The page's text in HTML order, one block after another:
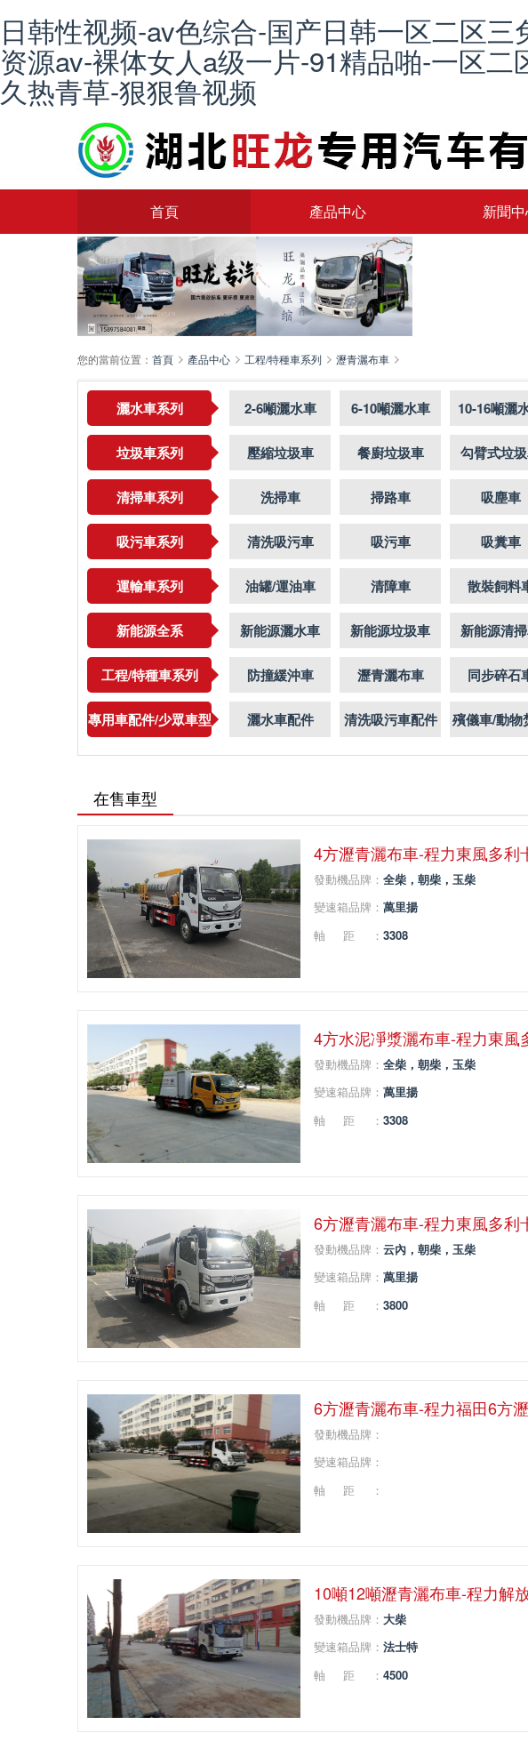
日韩性视频-av色综合-国产日韩一区二区
资源av-裸体女人a级一片-91精品啪-一区
久热青草-狠狠鲁视频
首頁 產品中心 新聞
您的當前位置： 首頁 產品中心 工程/特種車系列 瀝青灑布車
灑水車系列 2-6噸灑水車 6-10噸灑水車 10-16噸灑
垃圾車系列 壓縮垃圾車 餐廚垃圾車 勾臂式垃
清掃車系列 洗掃車 掃路車 吸塵車
吸污車系列 清洗吸污車 吸污車 吸糞車
運輸車系列 油罐/運油車 清障車 散裝飼料
新能源全系 新能源灑水車 新能源垃圾車 新能源清
工程/特種車系列 防撞緩沖車 瀝青灑布車 同步碎石
專用車配件/少眾車型 灑水車配件 清洗吸污車配件
殯儀車/動物
車
在售車型
4方瀝青灑布車-程力東風多利
發動機品牌： 全柴，朝柴，玉柴
變速箱品牌： 萬里揚
軸距： 3308
4方水泥凈漿灑布車-程力東
發動機品牌： 全柴，朝柴，玉柴
變速箱品牌： 萬里揚
軸距： 3308
6方瀝青灑布車-程力東風多利
發動機品牌： 云內，朝柴，玉柴
變速箱品牌： 萬里揚
軸距： 3800
6方瀝青灑布車-程力福田6方
發動機品牌：
變速箱品牌：
軸距：
10噸12噸瀝青灑布車-程力解
發動機品牌： 大柴
變速箱品牌： 法士特
軸距： 4500